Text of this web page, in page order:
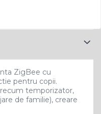
ZigBee cu
pentru copii.
temporizator,
de familie), creare